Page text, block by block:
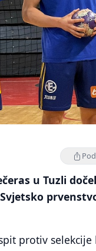
u Tuzli
protiv selekcije